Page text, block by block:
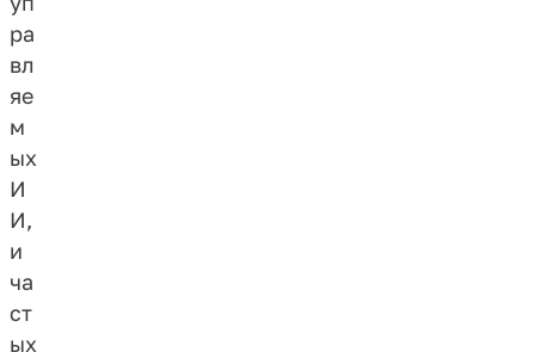
ра
вл
яе
м
ых
И
И,
и
ча
ст
ых